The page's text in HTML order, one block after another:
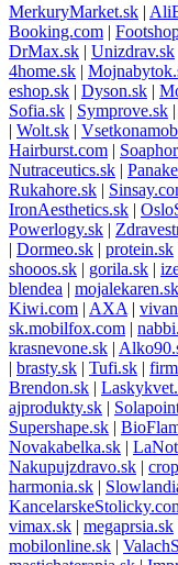
MerkuryMarket.sk |
Booking.com |
DrMax.sk | Unizdrav.sk
4home.sk |
eshop.sk | Dyson.sk |
Sofia.sk | Symprove.sk |
| Wolt.sk |
Hairburst.com |
Nutraceutics.sk |
Rukahore.sk |
IronAesthetics.sk |
Powerlogy.sk |
| Dormeo.sk | protein.sk
shooos.sk | gorila.sk |
blendea | mojalekaren.sk
Kiwi.com | AXA |
sk.mobilfox.com |
krasnevone.sk |
| brasty.sk | Tufi.sk |
Brendon.sk |
ajprodukty.sk |
Supershape.sk |
Novakabelka.sk |
Nakupujzdravo.sk |
harmonia.sk |
vimax.sk | megaprsia.sk
mobilonline.sk |